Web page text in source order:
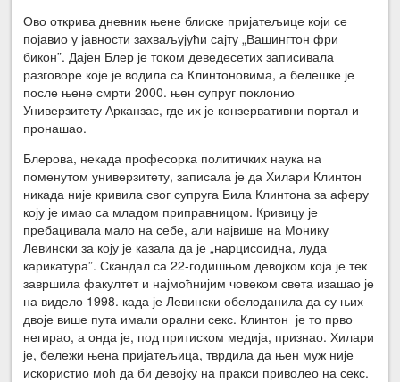
Ово открива дневник њене блиске пријатељице који се
појавио у јавности захваљујући сајту „Вашингтон фри
бикон”. Дајен Блер је током деведесетих записивала
разговоре које је водила са Клинтоновима, а белешке је
после њене смрти 2000. њен супруг поклонио
Универзитету Арканзас, где их је конзервативни портал и
пронашао.
Блерова, некада професорка политичких наука на
поменутом универзитету, записала је да Хилари Клинтон
никада није кривила свог супруга Била Клинтона за аферу
коју је имао са младом приправницом. Кривицу је
пребацивала мало на себе, али највише на Монику
Левински за коју је казала да је „нарцисоидна, луда
карикатура”. Скандал са 22-годишњом девојком која је тек
завршила факултет и најмоћнијим човеком света изашао је
на видело 1998. када је Левински обелоданила да су њих
двоје више пута имали орални секс. Клинтон је то прво
негирао, а онда је, под притиском медија, признао. Хилари
је, бележи њена пријатељица, тврдила да њен муж није
искористио моћ да би девојку на пракси приволео на секс.